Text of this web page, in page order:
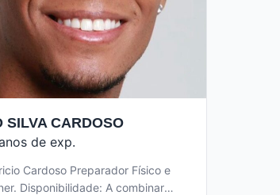
SILVA CARDOSO
de exp.
Cardoso Preparador Físico e
Disponibilidade: A combinar